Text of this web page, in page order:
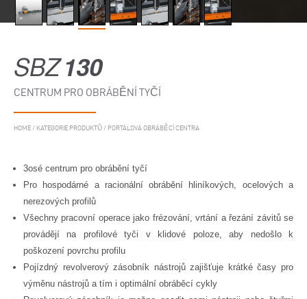
SBZ130
CENTRUM PRO OBRÁBĚNÍ TYČÍ
HOME / KATEGORIE PRODUKTŮ / PORTÁLOVÁ OBRÁBĚCÍ CENTRA
3osé centrum pro obrábění tyčí
Pro hospodárné a racionální obrábění hliníkových, ocelových a
nerezových profilů
Všechny pracovní operace jako frézování, vrtání a řezání závitů se
provádějí na profilové tyči v klidové poloze, aby nedošlo k
poškození povrchu profilu
Pojízdný revolverový zásobník nástrojů zajišťuje krátké časy pro
výměnu nástrojů a tím i optimální obráběcí cykly